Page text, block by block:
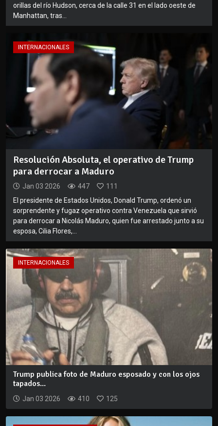
orillas del río Hudson, cerca de la calle 31 en el lado oeste de
Manhattan, tras...
INTERNACIONALES
Resolución Absoluta, el operativo de Trump
para derrocar a Maduro
Jan 03 2026 447
111
El presidente de Estados Unidos, Donald Trump, ordenó un
sorprendente y fugaz operativo contra Venezuela que sirvió
para derrocar a Nicolás Maduro, quien fue arrestado junto a su
esposa, Cilia Flores,...
INTERNACIONALES
Trump publica foto de Maduro esposado y con los ojos
tapados...
Jan 03 2026 410 125